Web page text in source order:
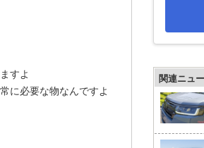
すよ
に必要な物なんですよ
関連ニュ